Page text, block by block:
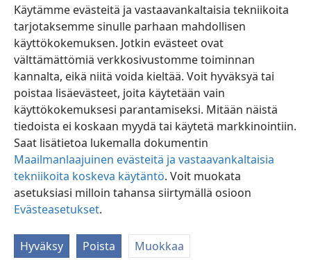
Käytämme evästeitä ja vastaavankaltaisia tekniikoita
tarjotaksemme sinulle parhaan mahdollisen
käyttökokemuksen. Jotkin evästeet ovat
välttämättömiä verkkosivustomme toiminnan
kannalta, eikä niitä voida kieltää. Voit hyväksyä tai
poistaa lisäevästeet, joita käytetään vain
käyttökokemuksesi parantamiseksi. Mitään näistä
tiedoista ei koskaan myydä tai käytetä markkinointiin.
Saat lisätietoa lukemalla dokumentin
Maailmanlaajuinen evästeitä ja vastaavankaltaisia
tekniikoita koskeva käytäntö. Voit muokata
asetuksiasi milloin tahansa siirtymällä osioon
Evästeasetukset.
Hyväksy Poista Muokkaa
sillä en ole unohtanut käskyjäsi.+
Suomi Jaa Asetukset
Copyright © 2026 Watch Tower Bible and Tract Society of Pennsylvania
Käyttöehdot Tietosuojakäytäntö Evästeasetukset
JW.ORG
Kirjaudu